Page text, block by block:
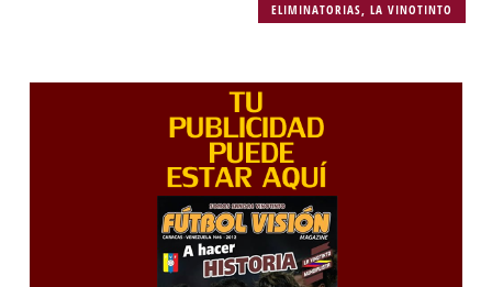
ELIMINATORIAS,LA VINOTINTO